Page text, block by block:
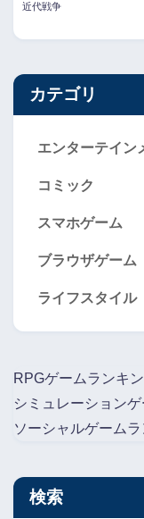
近代戦争
カテゴリ
エンターテイン
コミック
スマホゲーム
ブラウザゲーム
ライフスタイル
RPGゲームランキ
シミュレーション
ソーシャルゲーム
検索